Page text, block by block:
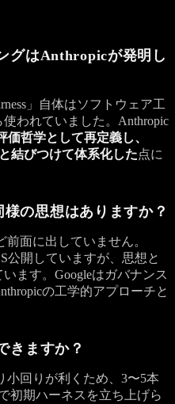
グはAnthropicが発明し
」自体はソフトウェア工
われていました。Anthropic
哲学として再定義し、
結びつけて体系化した点に
の思想はありますか？
面に出していません。
公開していますが、思想と
ます。Googleはガバナンス
の工学的アプローチと
きますか？
小回りが利くため、3〜5本
初期ハーネスを立ち上げら